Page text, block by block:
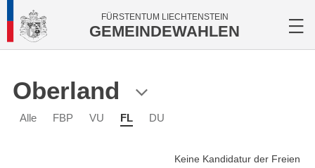
FÜRSTENTUM LIECHTENSTEIN
GEMEINDEWAHLEN
Oberland
Alle FBP VU FL DU
Keine Kandidatur der Freien